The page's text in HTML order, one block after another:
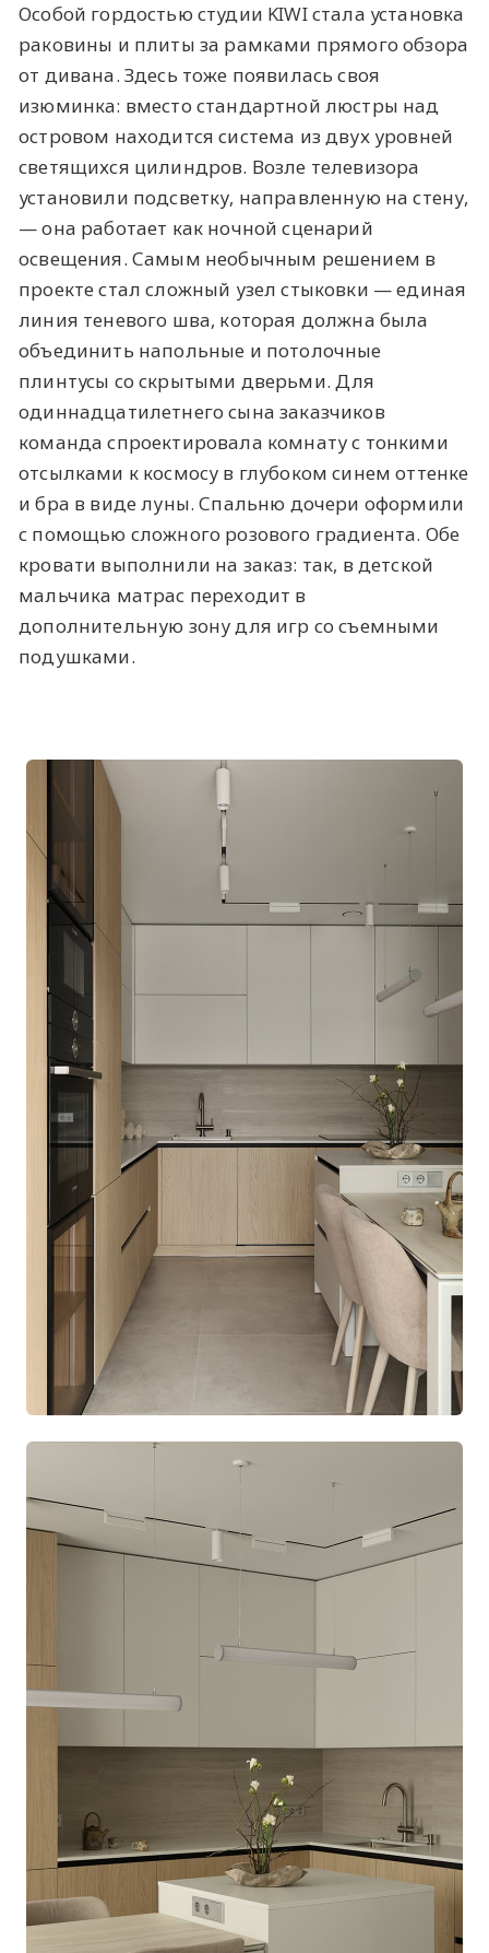
Особой гордостью студии KIWI стала установка
раковины и плиты за рамками прямого обзора
от дивана. Здесь тоже появилась своя
изюминка: вместо стандартной люстры над
островом находится система из двух уровней
светящихся цилиндров. Возле телевизора
установили подсветку, направленную на стену,
— она работает как ночной сценарий
освещения. Самым необычным решением в
проекте стал сложный узел стыковки — единая
линия теневого шва, которая должна была
объединить напольные и потолочные
плинтусы со скрытыми дверьми. Для
одиннадцатилетнего сына заказчиков
команда спроектировала комнату с тонкими
отсылками к космосу в глубоком синем оттенке
и бра в виде луны. Спальню дочери оформили
с помощью сложного розового градиента. Обе
кровати выполнили на заказ: так, в детской
мальчика матрас переходит в
дополнительную зону для игр со съемными
подушками.